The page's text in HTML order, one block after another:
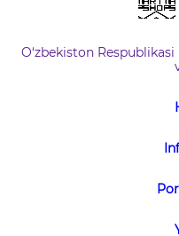
O‘zbekiston